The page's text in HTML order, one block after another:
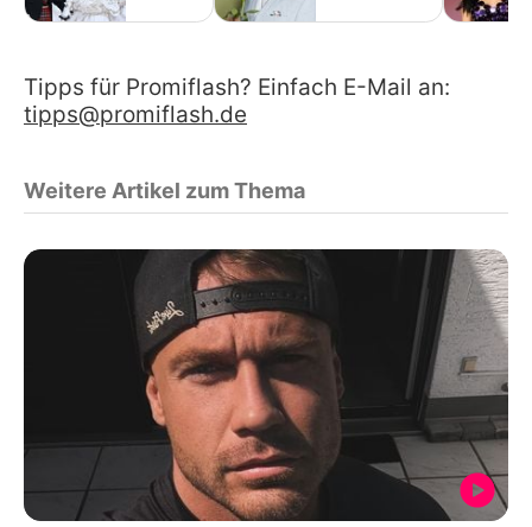
Tipps für Promiflash? Einfach E-Mail an:
tipps@promiflash.de
Weitere Artikel zum Thema